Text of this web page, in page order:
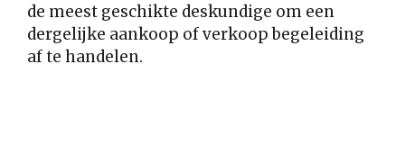
de meest geschikte deskundige om een
dergelijke aankoop of verkoop begeleiding
af te handelen.